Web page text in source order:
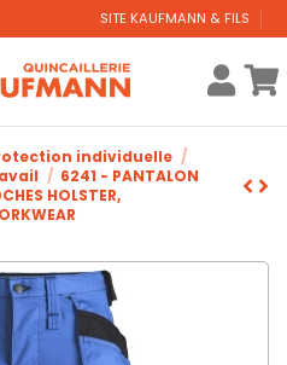
SITE KAUFMANN & FILS
individuelle
6241 - PANTALON
HOLSTER,